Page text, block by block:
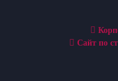
Сайт по